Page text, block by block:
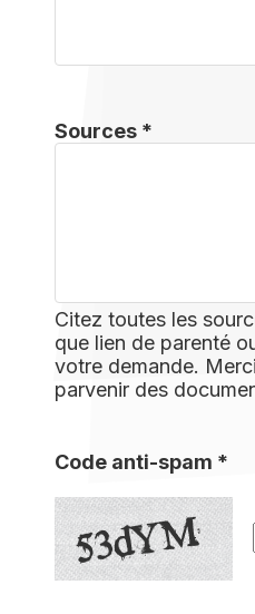
Sources *
Citez toutes les
que lien de parenté
votre demande.
parvenir des
Code anti-spam *